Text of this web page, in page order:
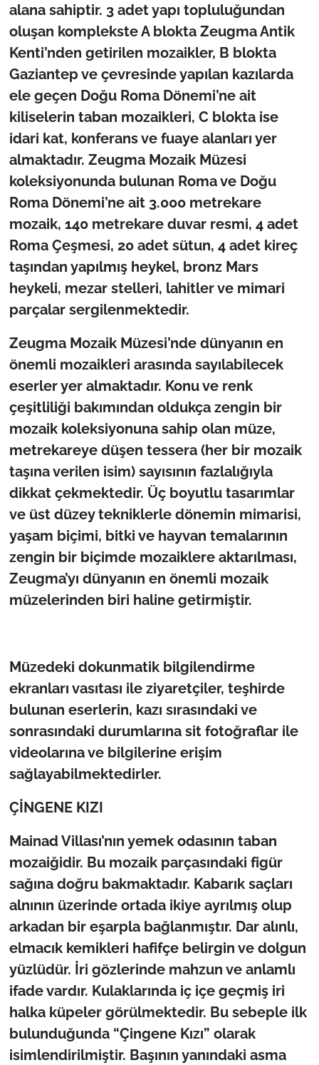
alana sahiptir. 3 adet yapı topluluğundan
oluşan komplekste A blokta Zeugma Antik
Kenti’nden getirilen mozaikler, B blokta
Gaziantep ve çevresinde yapılan kazılarda
ele geçen Doğu Roma Dönemi’ne ait
kiliselerin taban mozaikleri, C blokta ise
idari kat, konferans ve fuaye alanları yer
almaktadır. Zeugma Mozaik Müzesi
koleksiyonunda bulunan Roma ve Doğu
Roma Dönemi’ne ait 3.000 metrekare
mozaik, 140 metrekare duvar resmi, 4 adet
Roma Çeşmesi, 20 adet sütun, 4 adet kireç
taşından yapılmış heykel, bronz Mars
heykeli, mezar stelleri, lahitler ve mimari
parçalar sergilenmektedir.
Zeugma Mozaik Müzesi’nde dünyanın en
önemli mozaikleri arasında sayılabilecek
eserler yer almaktadır. Konu ve renk
çeşitliliği bakımından oldukça zengin bir
mozaik koleksiyonuna sahip olan müze,
metrekareye düşen tessera (her bir mozaik
taşına verilen isim) sayısının fazlalığıyla
dikkat çekmektedir. Üç boyutlu tasarımlar
ve üst düzey tekniklerle dönemin mimarisi,
yaşam biçimi, bitki ve hayvan temalarının
zengin bir biçimde mozaiklere aktarılması,
Zeugma’yı dünyanın en önemli mozaik
müzelerinden biri haline getirmiştir.
Müzedeki dokunmatik bilgilendirme
ekranları vasıtası ile ziyaretçiler, teşhirde
bulunan eserlerin, kazı sırasındaki ve
sonrasındaki durumlarına sit fotoğraflar ile
videolarına ve bilgilerine erişim
sağlayabilmektedirler.
ÇİNGENE KIZI
Mainad Villası’nın yemek odasının taban
mozaiğidir. Bu mozaik parçasındaki figür
sağına doğru bakmaktadır. Kabarık saçları
alnının üzerinde ortada ikiye ayrılmış olup
arkadan bir eşarpla bağlanmıştır. Dar alınlı,
elmacık kemikleri hafifçe belirgin ve dolgun
yüzlüdür. İri gözlerinde mahzun ve anlamlı
ifade vardır. Kulaklarında iç içe geçmiş iri
halka küpeler görülmektedir. Bu sebeple ilk
bulunduğunda “Çingene Kızı” olarak
isimlendirilmiştir. Başının yanındaki asma